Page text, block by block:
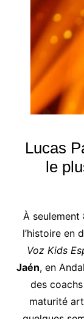
Lucas
le
À seulement
l’histoire en
Voz Kids
Jaén, en
des
maturité